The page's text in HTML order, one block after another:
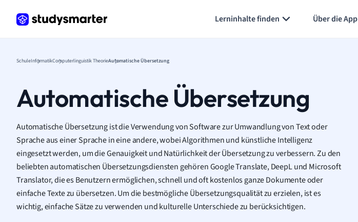
Lerninhalte finden Über die App
SchuleInformatikComputerlinguistik TheorieAutomatische Übersetzung
Automatische Übersetzung
Automatische Übersetzung ist die Verwendung von Software zur Umwandlung von Text oder
Sprache aus einer Sprache in eine andere, wobei Algorithmen und künstliche Intelligenz
eingesetzt werden, um die Genauigkeit und Natürlichkeit der Übersetzung zu verbessern. Zu den
beliebten automatischen Übersetzungsdiensten gehören Google Translate, DeepL und Microsoft
Translator, die es Benutzern ermöglichen, schnell und oft kostenlos ganze Dokumente oder
einfache Texte zu übersetzen. Um die bestmögliche Übersetzungsqualität zu erzielen, ist es
wichtig, einfache Sätze zu verwenden und kulturelle Unterschiede zu berücksichtigen.